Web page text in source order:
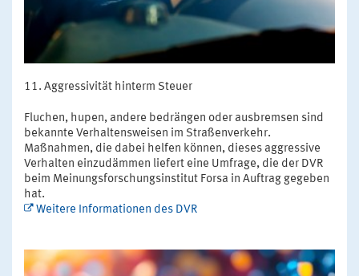
Aggressivität hinterm Steuer
Fluchen, hupen, andere bedrängen oder ausbremsen sind
bekannte Verhaltensweisen im Straßenverkehr.
Maßnahmen, die dabei helfen können, dieses aggressive
Verhalten einzudämmen liefert eine Umfrage, die der DVR
beim Meinungsforschungsinstitut Forsa in Auftrag gegeben
hat.
Weitere Informationen des DVR